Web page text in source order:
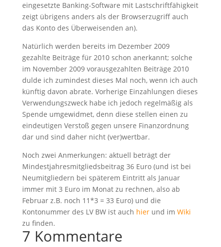
eingesetzte Banking-Software mit Lastschriftfähigkeit
zeigt übrigens anders als der Browserzugriff auch
das Konto des Überweisenden an).
Natürlich werden bereits im Dezember 2009
gezahlte Beiträge für 2010 schon anerkannt; solche
im November 2009 vorausgezahlten Beiträge 2010
dulde ich zumindest dieses Mal noch, wenn ich auch
künftig davon abrate. Vorherige Einzahlungen dieses
Verwendungszweck habe ich jedoch regelmäßig als
Spende umgewidmet, denn diese stellen einen zu
eindeutigen Verstoß gegen unsere Finanzordnung
dar und sind daher nicht (ver)wertbar.
Noch zwei Anmerkungen: aktuell beträgt der
Mindestjahresmitgliedsbeitrag 36 Euro (und ist bei
Neumitgliedern bei späterem Eintritt als Januar
immer mit 3 Euro im Monat zu rechnen, also ab
Februar z.B. noch 11*3 = 33 Euro) und die
Kontonummer des LV BW ist auch hierund im Wiki
zu finden.
7 Kommentare